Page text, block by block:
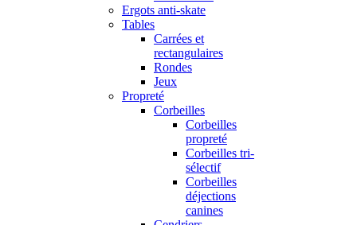
Ergots anti-skate
Tables
Carrées et
rectangulaires
Rondes
Jeux
Propreté
Corbeilles
Corbeilles
propreté
Corbeilles tri-
sélectif
Corbeilles
déjections
canines